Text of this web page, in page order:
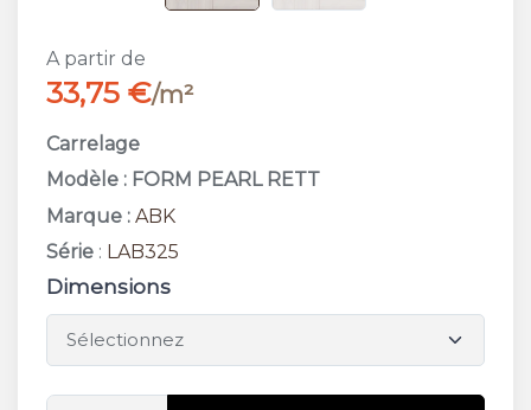
A partir de
33,75 €/m²
Carrelage
Modèle : FORM PEARL RETT
Marque : ABK
Série : LAB325
Dimensions